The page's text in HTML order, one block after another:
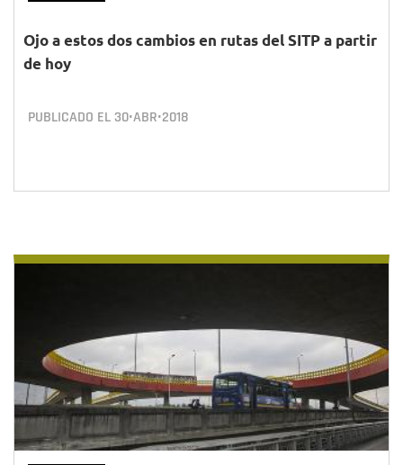
Ojo a estos dos cambios en rutas del SITP a partir
de hoy
PUBLICADO EL 30•ABR•2018